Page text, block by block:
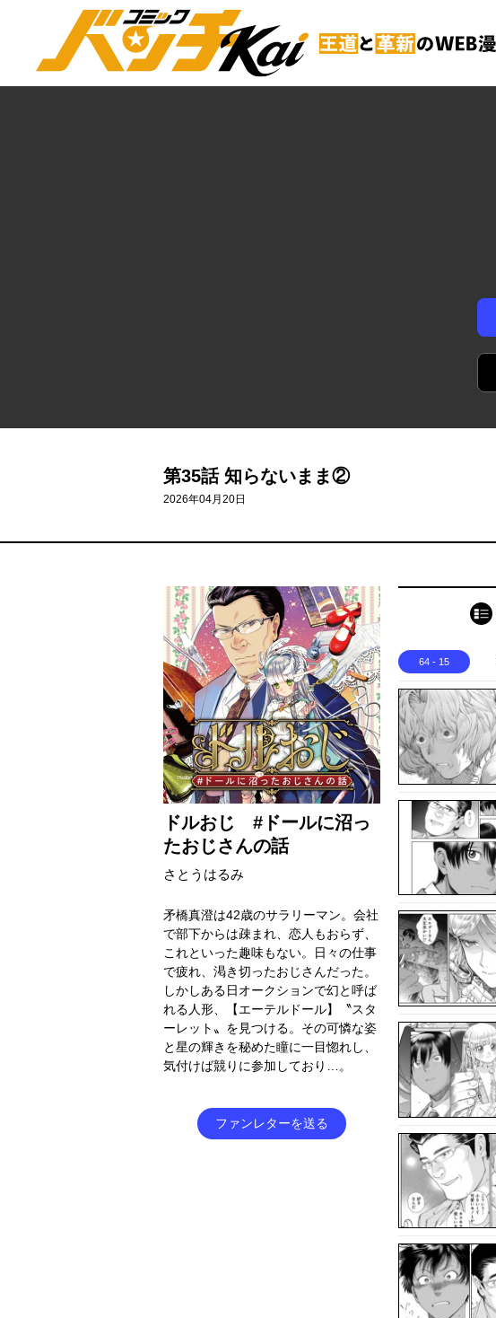
第35話 知らないまま②
2026年04月20日
ドルおじ #ドールに沼っ
たおじさんの話
さとうはるみ
矛橋真澄は42歳のサラリーマン。会社
で部下からは疎まれ、恋人もおらず、
これといった趣味もない。日々の仕事
で疲れ、渇き切ったおじさんだった。
しかしある日オークションで幻と呼ば
れる人形、【エーテルドール】〝スタ
ーレット〟を見つける。その可憐な姿
と星の輝きを秘めた瞳に一目惚れし、
気付けば競りに参加しており…。
ファンレターを送る
64 - 15